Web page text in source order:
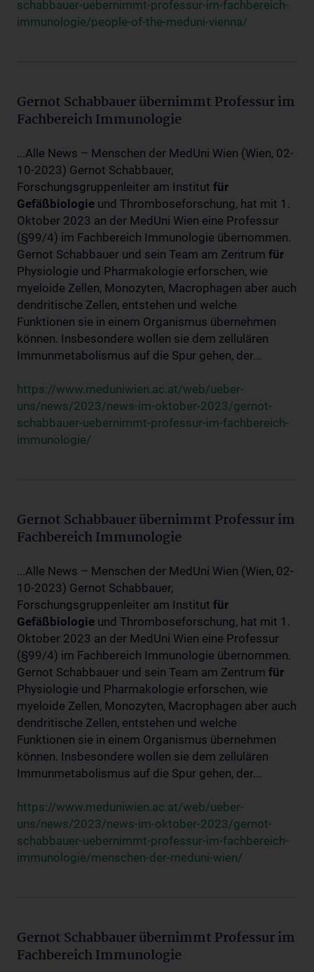
schabbauer-uebernimmt-professur-im-fachbereich-
immunologie/people-of-the-meduni-vienna/
Gernot Schabbauer übernimmt Professur im
Fachbereich Immunologie
...Alle News – Menschen der MedUni Wien (Wien, 02-
10-2023) Gernot Schabbauer,
Forschungsgruppenleiter am Institut für
Gefäßbiologie und Thromboseforschung, hat mit 1.
Oktober 2023 an der MedUni Wien eine Professur
(§99/4) im Fachbereich Immunologie übernommen.
Gernot Schabbauer und sein Team am Zentrum für
Physiologie und Pharmakologie erforschen, wie
myeloide Zellen, Monozyten, Macrophagen aber auch
dendritische Zellen, entstehen und welche
Funktionen sie in einem Organismus übernehmen
können. Insbesondere wollen sie dem zellulären
Immunmetabolismus auf die Spur gehen, der...
https://www.meduniwien.ac.at/web/ueber-
uns/news/2023/news-im-oktober-2023/gernot-
schabbauer-uebernimmt-professur-im-fachbereich-
immunologie/
Gernot Schabbauer übernimmt Professur im
Fachbereich Immunologie
...Alle News – Menschen der MedUni Wien (Wien, 02-
10-2023) Gernot Schabbauer,
Forschungsgruppenleiter am Institut für
Gefäßbiologie und Thromboseforschung, hat mit 1.
Oktober 2023 an der MedUni Wien eine Professur
(§99/4) im Fachbereich Immunologie übernommen.
Gernot Schabbauer und sein Team am Zentrum für
Physiologie und Pharmakologie erforschen, wie
myeloide Zellen, Monozyten, Macrophagen aber auch
dendritische Zellen, entstehen und welche
Funktionen sie in einem Organismus übernehmen
können. Insbesondere wollen sie dem zellulären
Immunmetabolismus auf die Spur gehen, der...
https://www.meduniwien.ac.at/web/ueber-
uns/news/2023/news-im-oktober-2023/gernot-
schabbauer-uebernimmt-professur-im-fachbereich-
immunologie/menschen-der-meduni-wien/
Gernot Schabbauer übernimmt Professur im
Fachbereich Immunologie